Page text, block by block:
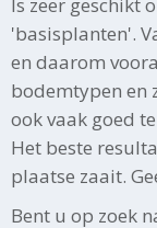
'basisplanten'.
en daarom
bodemtypen en
ook vaak goed
Het beste
plaatse zaait.
Bent u op zoek